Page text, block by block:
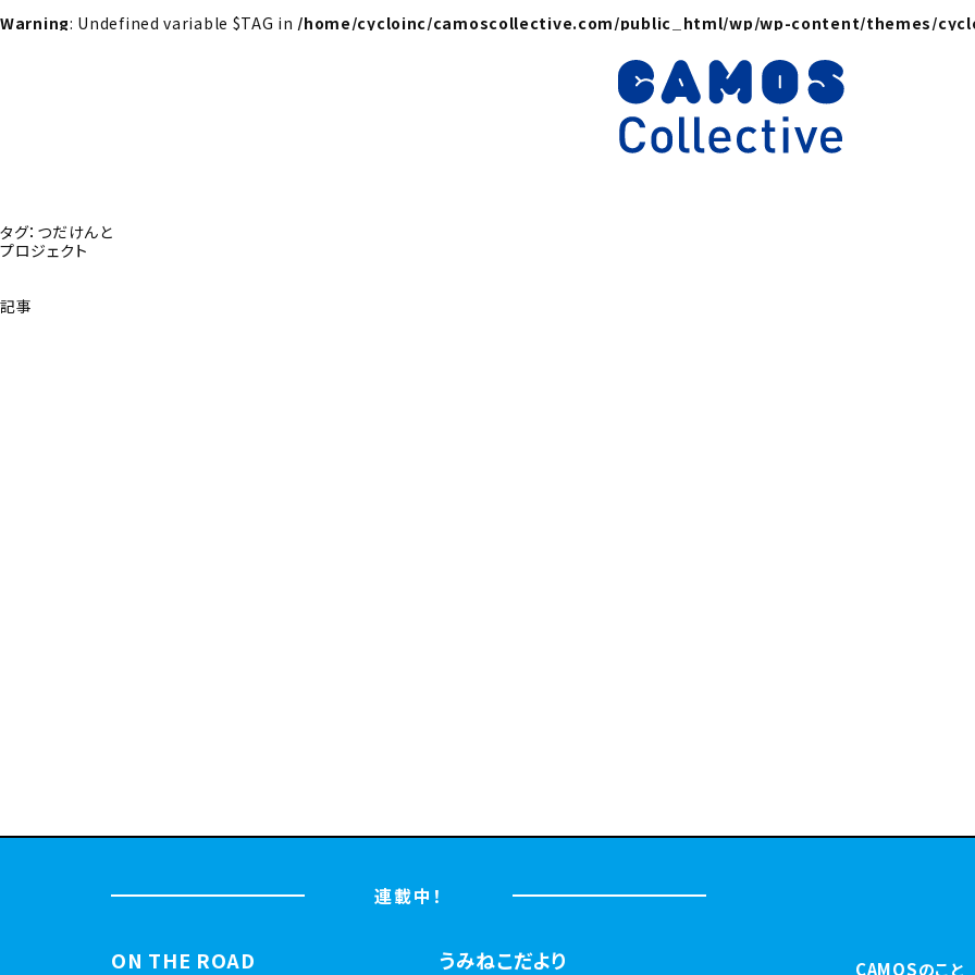
Warning: Undefined variable $TAG in /home/cycloinc/camoscollective.com/public_html/wp/wp-content/themes/
タグ：つだけんと
プロジェクト
記事
連載中！
ON THE ROAD うみねこだより CAMOSのこと